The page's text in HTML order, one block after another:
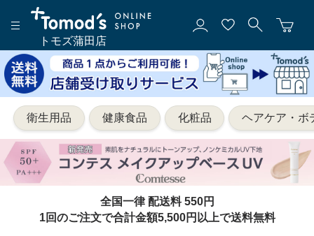
トモズ蒲田店
衛生用品 健康食品 化粧品 ヘアケア・ボ
全国一律 配送料 550円
1回のご注文で合計金額5,500円以上で送料無料